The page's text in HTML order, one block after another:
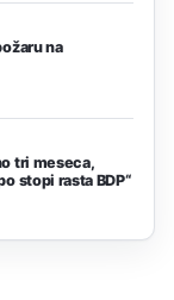
na
tri meseca,
stopi rasta BDP“